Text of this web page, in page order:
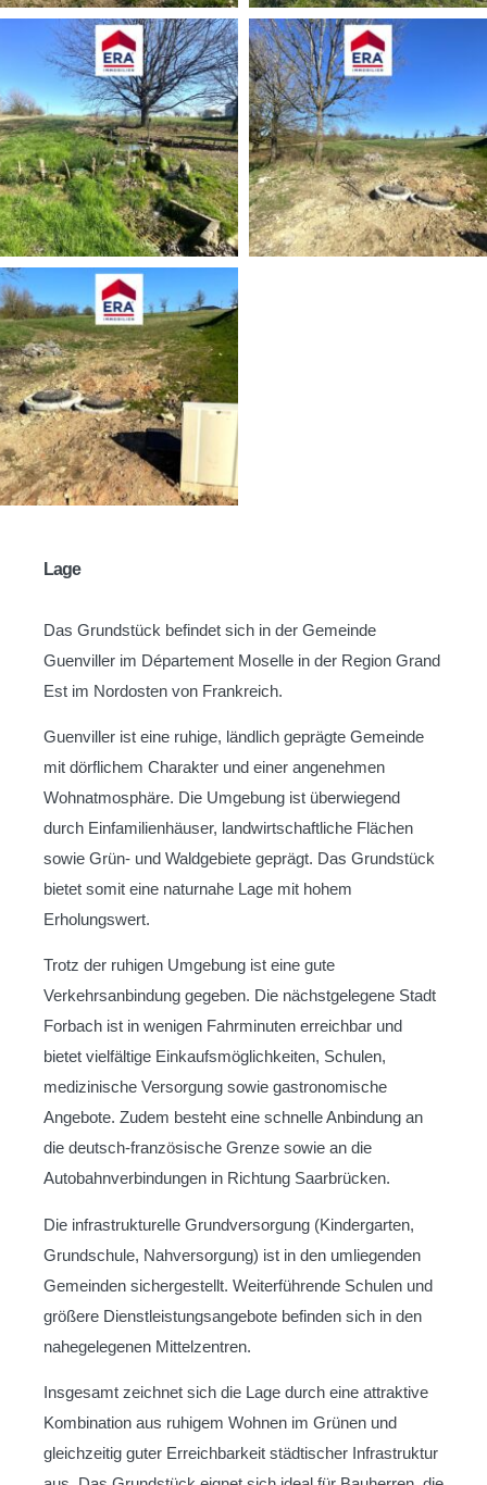
Lage
Das Grundstück befindet sich in der Gemeinde
Guenviller im Département Moselle in der Region Grand
Est im Nordosten von Frankreich.
Guenviller ist eine ruhige, ländlich geprägte Gemeinde
mit dörflichem Charakter und einer angenehmen
Wohnatmosphäre. Die Umgebung ist überwiegend
durch Einfamilienhäuser, landwirtschaftliche Flächen
sowie Grün- und Waldgebiete geprägt. Das Grundstück
bietet somit eine naturnahe Lage mit hohem
Erholungswert.
Trotz der ruhigen Umgebung ist eine gute
Verkehrsanbindung gegeben. Die nächstgelegene Stadt
Forbach ist in wenigen Fahrminuten erreichbar und
bietet vielfältige Einkaufsmöglichkeiten, Schulen,
medizinische Versorgung sowie gastronomische
Angebote. Zudem besteht eine schnelle Anbindung an
die deutsch-französische Grenze sowie an die
Autobahnverbindungen in Richtung Saarbrücken.
Die infrastrukturelle Grundversorgung (Kindergarten,
Grundschule, Nahversorgung) ist in den umliegenden
Gemeinden sichergestellt. Weiterführende Schulen und
größere Dienstleistungsangebote befinden sich in den
nahegelegenen Mittelzentren.
Insgesamt zeichnet sich die Lage durch eine attraktive
Kombination aus ruhigem Wohnen im Grünen und
gleichzeitig guter Erreichbarkeit städtischer Infrastruktur